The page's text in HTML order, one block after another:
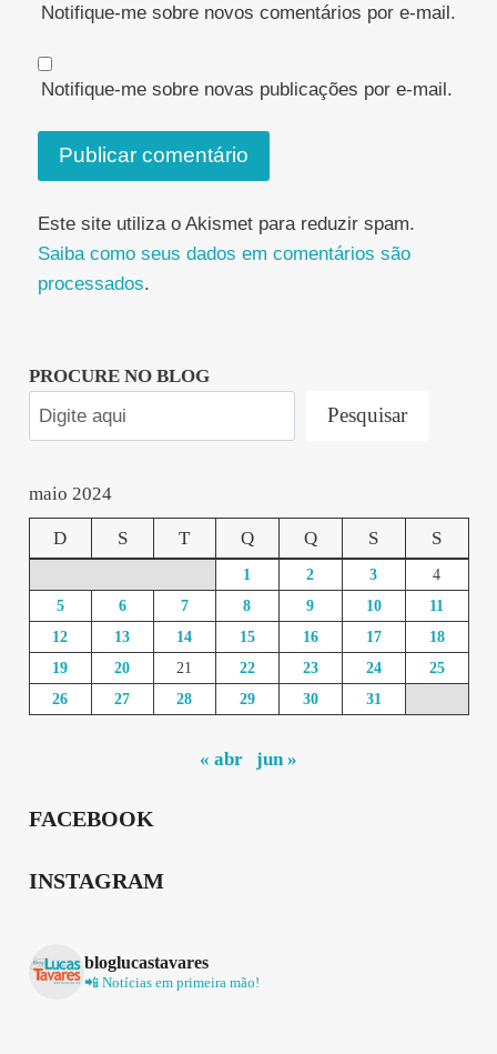
Notifique-me sobre novos comentários por e-mail.
Notifique-me sobre novas publicações por e-mail.
Este site utiliza o Akismet para reduzir spam.
Saiba como seus dados em comentários são
processados.
PROCURE NO BLOG
Pesquisar
maio 2024
D S T Q Q S S
1 2 3
4
5
6 7 8 9 10
11
12
13 14 15 16 17
18
19
20 21 22 23 24
25
26
27 28 29 30 31
« abr jun »
FACEBOOK
INSTAGRAM
bloglucastavares
📲 Notícias em primeira mão!